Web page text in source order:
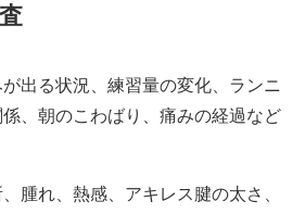
出る状況、練習量の変化、ランニ
、朝のこわばり、痛みの経過など
腫れ、熱感、アキレス腱の太さ、